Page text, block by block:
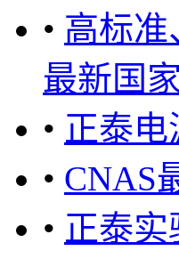
• 高标
最新国
• 正泰电
• CNAS
• 正泰